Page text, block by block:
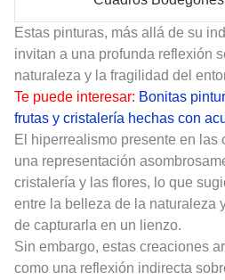
Estas pinturas, más allá de su
invitan a una profunda reflexión
naturaleza y la fragilidad del
Te puede interesar: Bonitas
frutas y cristalería hechas con
El hiperrealismo presente en las
una representación
cristalería y las flores, lo que
entre la belleza de la naturaleza
de capturarla en un lienzo.
Sin embargo, estas creaciones
como una reflexión indirecta